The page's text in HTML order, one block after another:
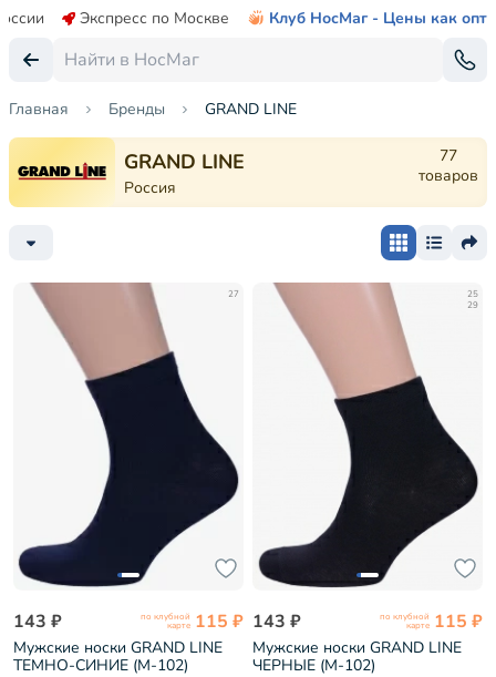
Экспресс по Москве Клуб НосМаг - Цены как опт
Главная Бренды GRAND LINE
GRAND LINE
Россия
77
товаров
27
143 ₽ по клубной
карте 115 ₽
Мужские носки GRAND LINE
ТЕМНО-СИНИЕ (М-102)
25
29
143 ₽ по клубной
карте 115 ₽
Мужские носки GRAND LINE
ЧЕРНЫЕ (М-102)